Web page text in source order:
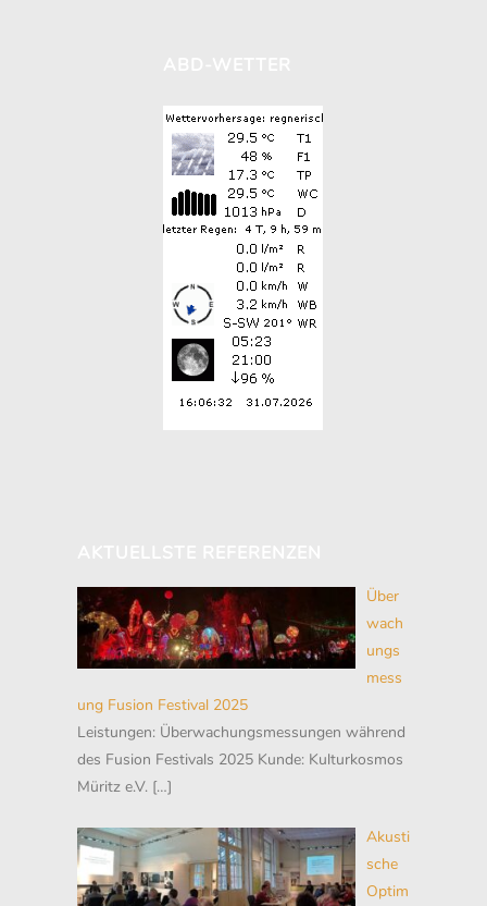
Über
wach
ungs
mess
ung Fusion Festival 2025
Leistungen: Überwachungsmessungen während
des Fusion Festivals 2025 Kunde: Kulturkosmos
Müritz e.V. […]
Akusti
sche
Optim